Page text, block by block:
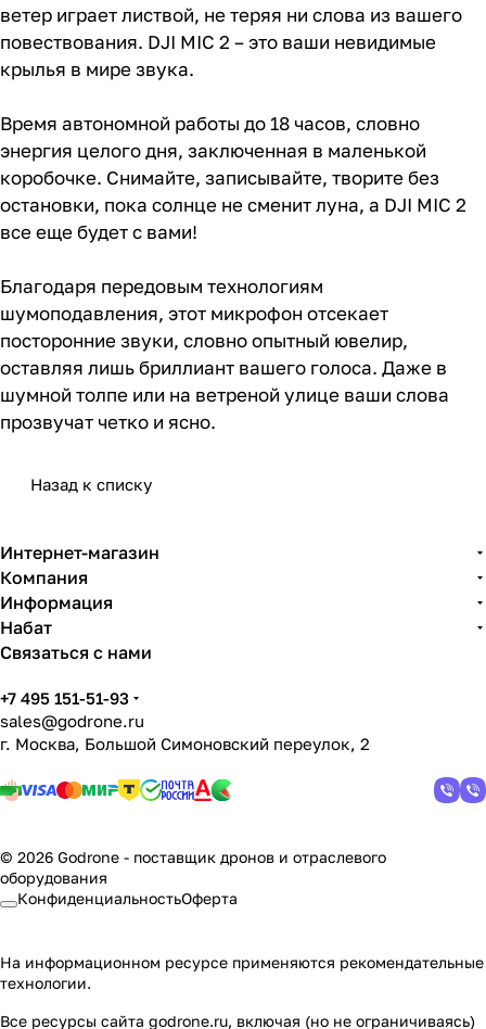
ветер играет листвой, не теряя ни слова из вашего
повествования. DJI MIC 2 – это ваши невидимые
крылья в мире звука.
Время автономной работы до 18 часов, словно
энергия целого дня, заключенная в маленькой
коробочке. Снимайте, записывайте, творите без
остановки, пока солнце не сменит луна, а DJI MIC 2
все еще будет с вами!
Благодаря передовым технологиям
шумоподавления, этот микрофон отсекает
посторонние звуки, словно опытный ювелир,
оставляя лишь бриллиант вашего голоса. Даже в
шумной толпе или на ветреной улице ваши слова
прозвучат четко и ясно.
Назад к списку
Интернет-магазин
Компания
Информация
Набат
Связаться с нами
+7 495 151-51-93
sales@godrone.ru
г. Москва, Большой Симоновский переулок, 2
© 2026 Godrone - поставщик дронов и отраслевого
оборудования
КонфиденциальностьОферта
На информационном ресурсе применяются рекомендательные
технологии.
Все ресурсы сайта godrone.ru, включая (но не ограничиваясь)